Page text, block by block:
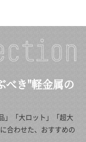
べき"軽金属の
」「大ロット」「超大
合わせた、おすすめの